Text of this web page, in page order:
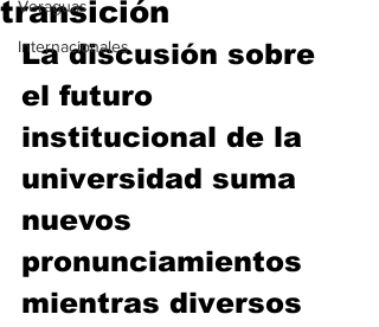
Veraguas
Internacionales
transición
La discusión sobre
el futuro
institucional de la
universidad suma
nuevos
pronunciamientos
mientras diversos